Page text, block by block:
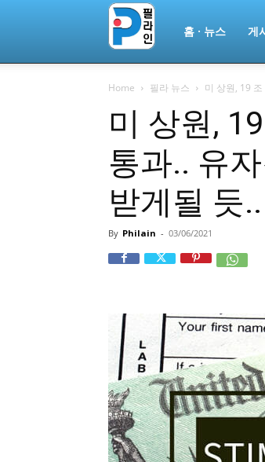
라
ￜ
지
홈 · 뉴스 게
Home 필라 뉴스 미 상원, 19
미 상원,
통과.. 유
받게될 듯..
By Philain - 03/06/2021